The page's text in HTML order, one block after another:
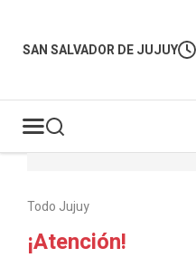
SAN SALVADOR DE JUJUY
Todo Jujuy
¡Atención!